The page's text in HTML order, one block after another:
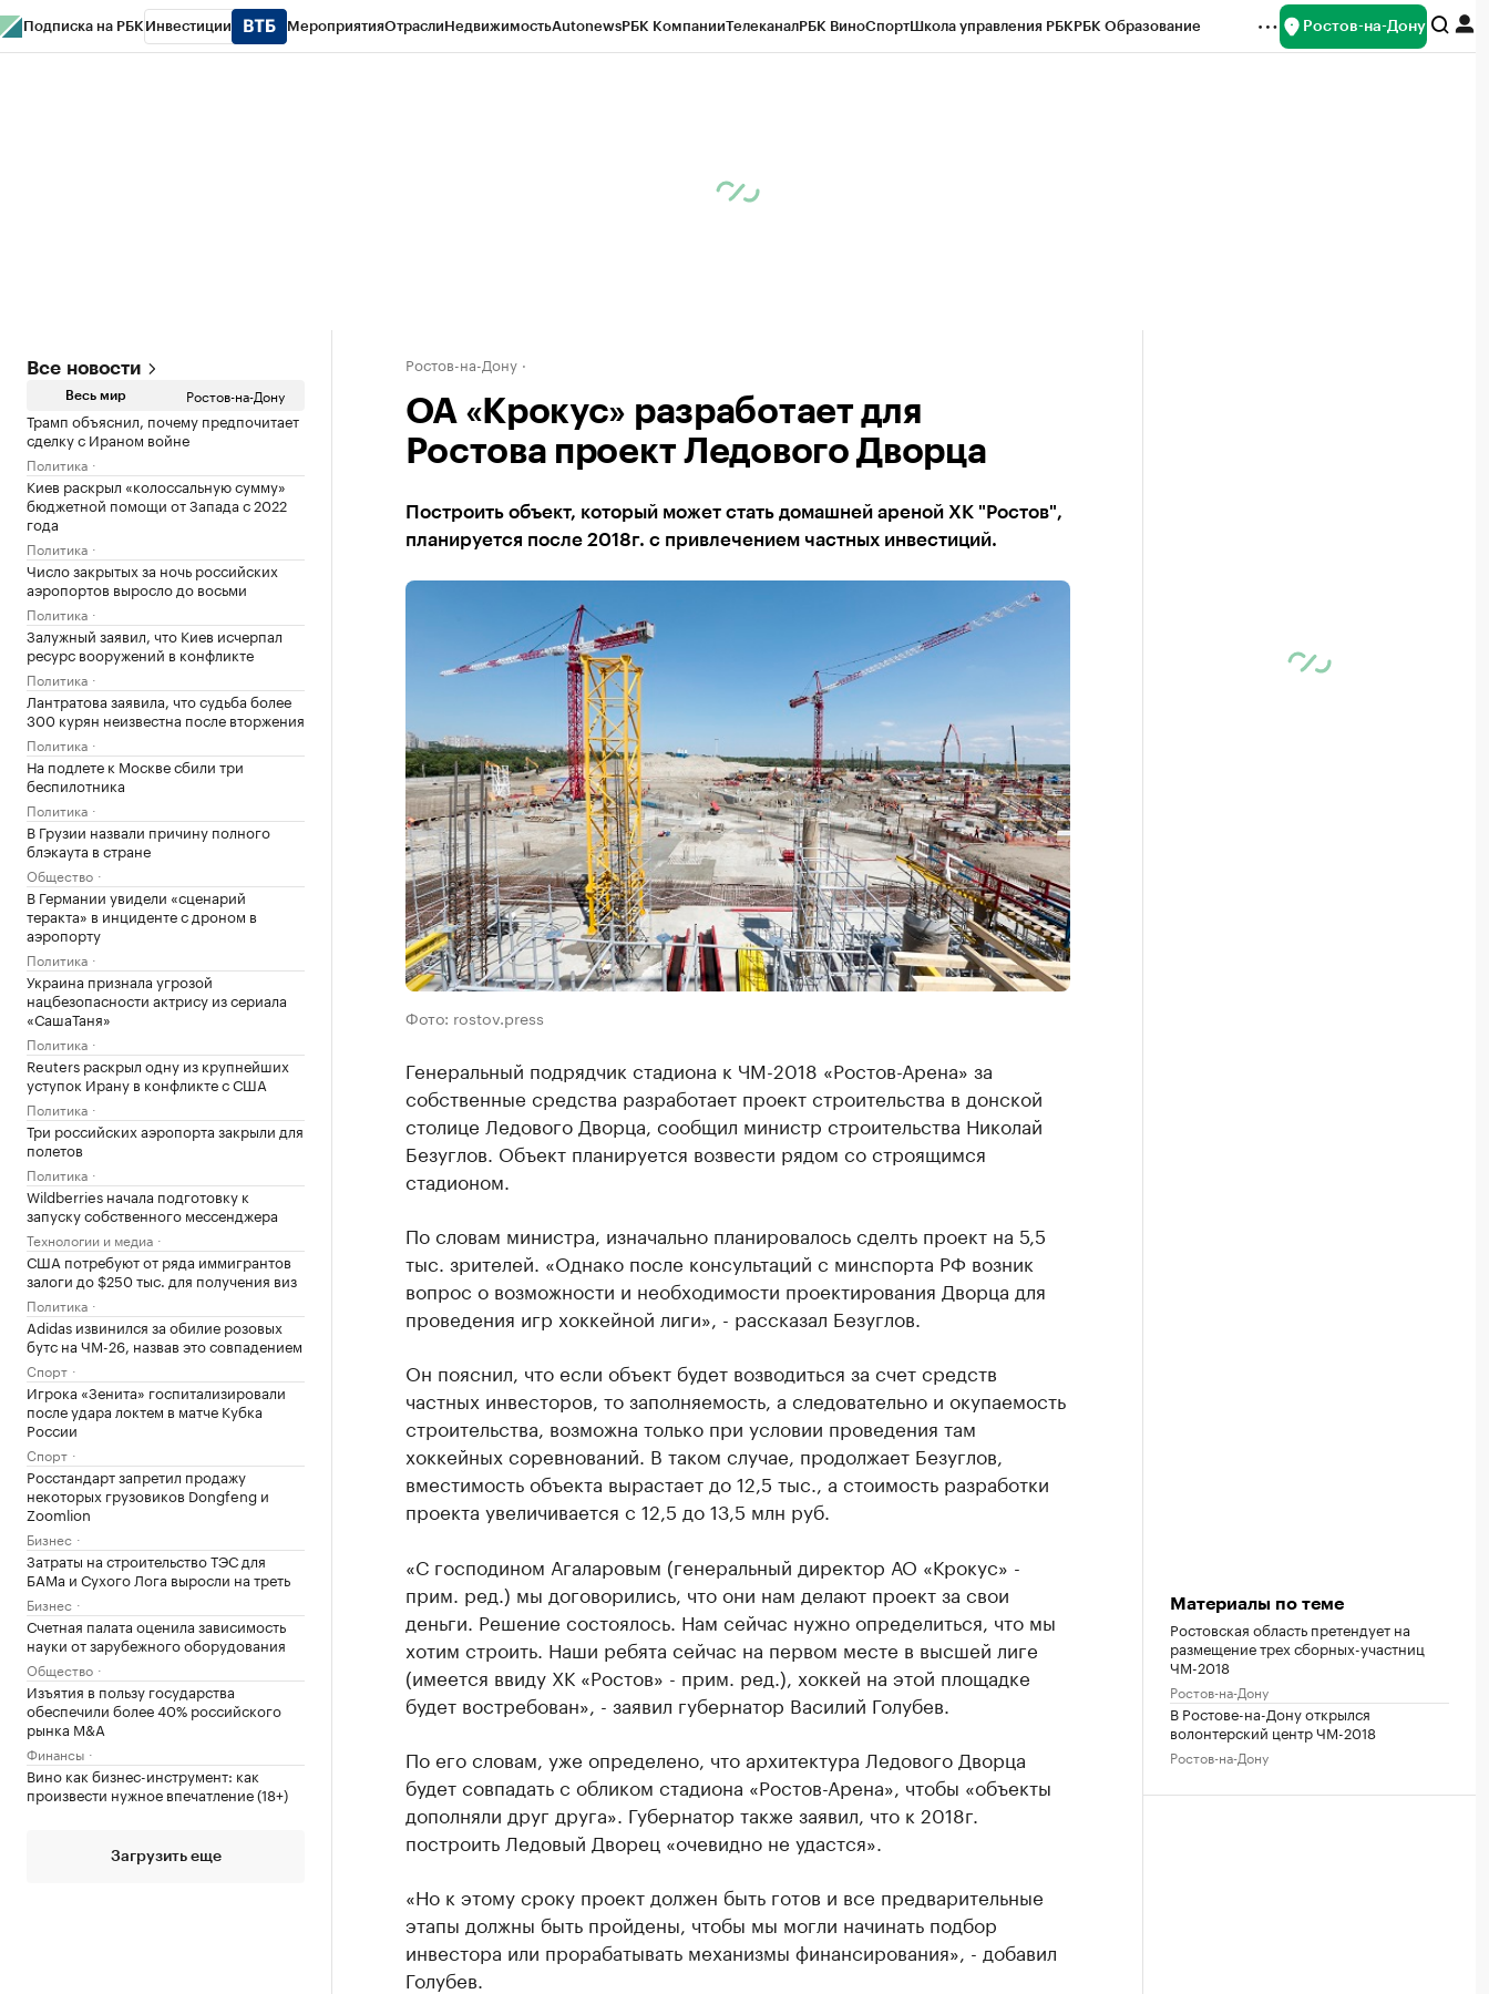
Подписка на РБК Инвестиции МероприятияОтраслиНедвижимостьAutonewsРБК КомпанииТелеканалРБК ВиноСпортШкола управления РБКРБК Образование Ростов-на-Дону
Все новости
Весь мир Ростов-на-Дону
Трамп объяснил, почему предпочитает
сделку с Ираном войне
Политика
Киев раскрыл «колоссальную сумму»
бюджетной помощи от Запада с 2022
года
Политика
Число закрытых за ночь российских
аэропортов выросло до восьми
Политика
Залужный заявил, что Киев исчерпал
ресурс вооружений в конфликте
Политика
Лантратова заявила, что судьба более
300 курян неизвестна после вторжения
Политика
На подлете к Москве сбили три
беспилотника
Политика
В Грузии назвали причину полного
блэкаута в стране
Общество
В Германии увидели «сценарий
теракта» в инциденте с дроном в
аэропорту
Политика
Украина признала угрозой
нацбезопасности актрису из сериала
«СашаТаня»
Политика
Reuters раскрыл одну из крупнейших
уступок Ирану в конфликте с США
Политика
Три российских аэропорта закрыли для
полетов
Политика
Wildberries начала подготовку к
запуску собственного мессенджера
Технологии и медиа
США потребуют от ряда иммигрантов
залоги до $250 тыс. для получения виз
Политика
Adidas извинился за обилие розовых
бутс на ЧМ-26, назвав это совпадением
Спорт
Игрока «Зенита» госпитализировали
после удара локтем в матче Кубка
России
Спорт
Росстандарт запретил продажу
некоторых грузовиков Dongfeng и
Zoomlion
Бизнес
Затраты на строительство ТЭС для
БАМа и Сухого Лога выросли на треть
Бизнес
Счетная палата оценила зависимость
науки от зарубежного оборудования
Общество
Изъятия в пользу государства
обеспечили более 40% российского
рынка M&A
Финансы
Вино как бизнес-инструмент: как
произвести нужное впечатление (18+)
Загрузить еще
Ростов-на-Дону
ОА «Крокус» разработает для
Ростова проект Ледового Дворца
Построить объект, который может стать домашней ареной ХК "Ростов",
планируется после 2018г. с привлечением частных инвестиций.
Фото: rostov.press
Генеральный подрядчик стадиона к ЧМ-2018 «Ростов-Арена» за
собственные средства разработает проект строительства в донской
столице Ледового Дворца, сообщил министр строительства Николай
Безуглов. Объект планируется возвести рядом со строящимся
стадионом.
По словам министра, изначально планировалось сделть проект на 5,5
тыс. зрителей. «Однако после консультаций с минспорта РФ возник
вопрос о возможности и необходимости проектирования Дворца для
проведения игр хоккейной лиги», - рассказал Безуглов.
Он пояснил, что если объект будет возводиться за счет средств
частных инвесторов, то заполняемость, а следовательно и окупаемость
строительства, возможна только при условии проведения там
хоккейных соревнований. В таком случае, продолжает Безуглов,
вместимость объекта вырастает до 12,5 тыс., а стоимость разработки
проекта увеличивается с 12,5 до 13,5 млн руб.
«С господином Агаларовым (генеральный директор АО «Крокус» -
прим. ред.) мы договорились, что они нам делают проект за свои
деньги. Решение состоялось. Нам сейчас нужно определиться, что мы
хотим строить. Наши ребята сейчас на первом месте в высшей лиге
(имеется ввиду ХК «Ростов» - прим. ред.), хоккей на этой площадке
будет востребован», - заявил губернатор Василий Голубев.
По его словам, уже определено, что архитектура Ледового Дворца
будет совпадать с обликом стадиона «Ростов-Арена», чтобы «объекты
дополняли друг друга». Губернатор также заявил, что к 2018г.
построить Ледовый Дворец «очевидно не удастся».
«Но к этому сроку проект должен быть готов и все предварительные
этапы должны быть пройдены, чтобы мы могли начинать подбор
инвестора или прорабатывать механизмы финансирования», - добавил
Голубев.
Материалы по теме
Ростовская область претендует на
размещение трех сборных-участниц
ЧМ-2018
Ростов-на-Дону
В Ростове-на-Дону открылся
волонтерский центр ЧМ-2018
Ростов-на-Дону